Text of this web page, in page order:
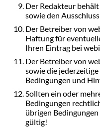
Der Redakteur
sowie den
Der Betreiber von
Haftung für
Ihren Eintrag bei
Der Betreiber von
sowie die
Bedingungen und
Sollten ein oder
Bedingungen
übrigen
gültig!